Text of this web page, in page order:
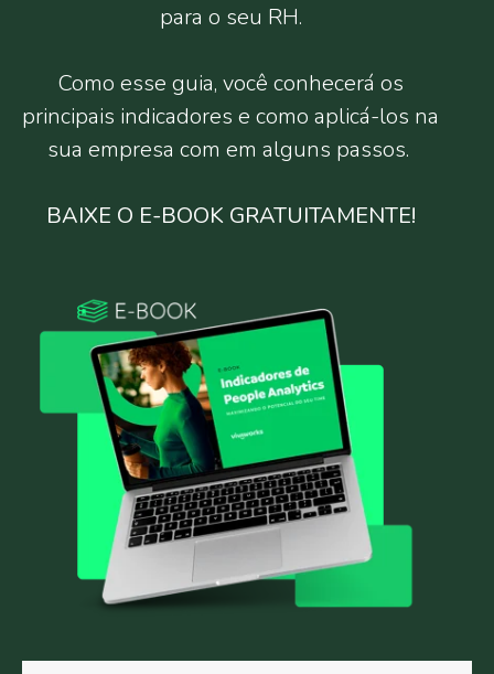
para o seu RH.
Como esse guia, você conhecerá os
principais indicadores e como aplicá-los na
sua empresa com em alguns passos.
BAIXE O E-BOOK GRATUITAMENTE!